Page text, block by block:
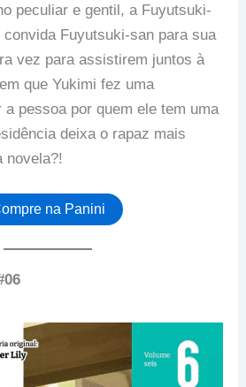
peculiar e gentil, a Fuyutsuki-
Fuyutsuki-san para sua
vez para assistirem juntos à
que Yukimi fez uma
a pessoa por quem ele tem uma
deixa o rapaz mais
novela?!
na Panini